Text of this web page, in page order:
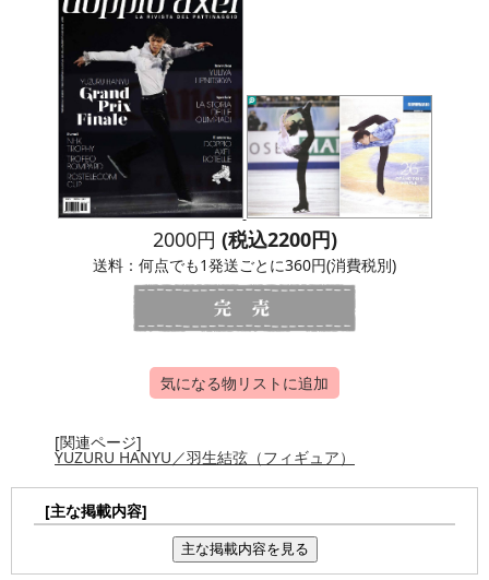
2000円 (税込2200円)
送料：何点でも1発送ごとに360円(消費税別)
気になる物リストに追加
[関連ページ]
YUZURU HANYU／羽生結弦（フィギュア）
[主な掲載内容]
主な掲載内容を見る